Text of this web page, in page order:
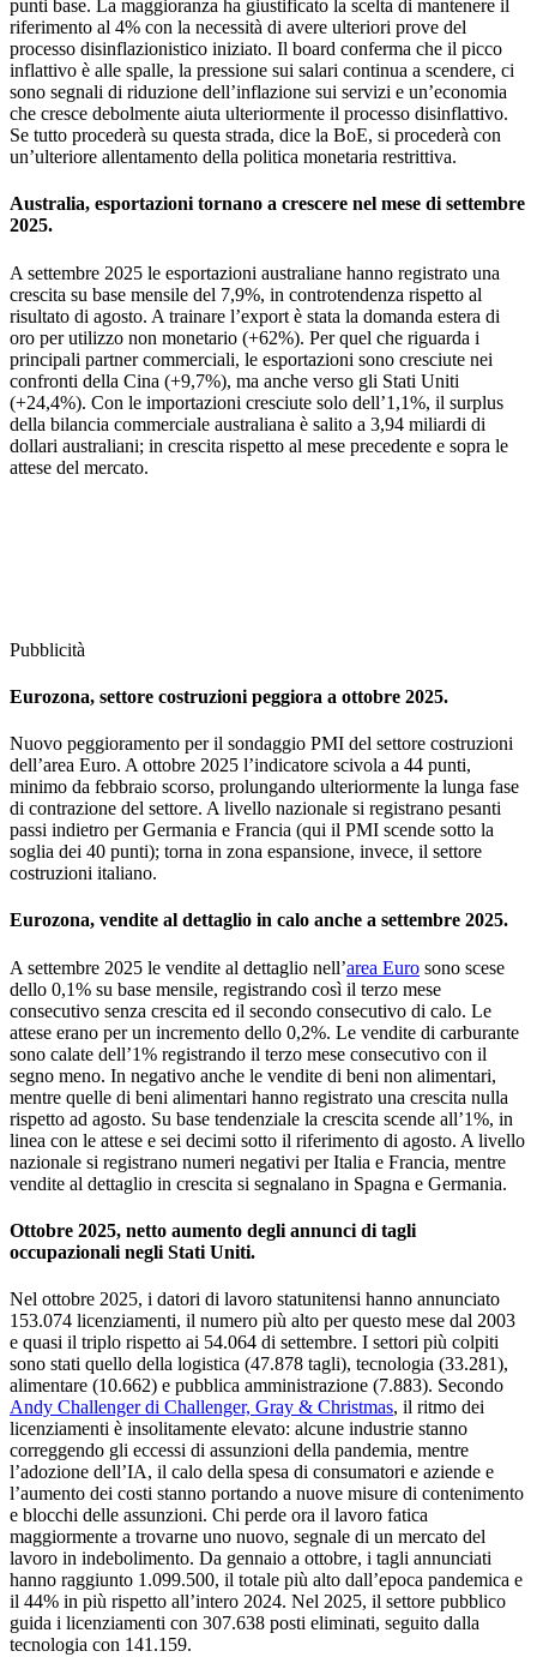
punti base. La maggioranza ha giustificato la scelta di mantenere il
riferimento al 4% con la necessità di avere ulteriori prove del
processo disinflazionistico iniziato. Il board conferma che il picco
inflattivo è alle spalle, la pressione sui salari continua a scendere, ci
sono segnali di riduzione dell’inflazione sui servizi e un’economia
che cresce debolmente aiuta ulteriormente il processo disinflattivo.
Se tutto procederà su questa strada, dice la BoE, si procederà con
un’ulteriore allentamento della politica monetaria restrittiva.
Australia, esportazioni tornano a crescere nel mese di settembre
2025.
A settembre 2025 le esportazioni australiane hanno registrato una
crescita su base mensile del 7,9%, in controtendenza rispetto al
risultato di agosto. A trainare l’export è stata la domanda estera di
oro per utilizzo non monetario (+62%). Per quel che riguarda i
principali partner commerciali, le esportazioni sono cresciute nei
confronti della Cina (+9,7%), ma anche verso gli Stati Uniti
(+24,4%). Con le importazioni cresciute solo dell’1,1%, il surplus
della bilancia commerciale australiana è salito a 3,94 miliardi di
dollari australiani; in crescita rispetto al mese precedente e sopra le
attese del mercato.
Pubblicità
Eurozona, settore costruzioni peggiora a ottobre 2025.
Nuovo peggioramento per il sondaggio PMI del settore costruzioni
dell’area Euro. A ottobre 2025 l’indicatore scivola a 44 punti,
minimo da febbraio scorso, prolungando ulteriormente la lunga fase
di contrazione del settore. A livello nazionale si registrano pesanti
passi indietro per Germania e Francia (qui il PMI scende sotto la
soglia dei 40 punti); torna in zona espansione, invece, il settore
costruzioni italiano.
Eurozona, vendite al dettaglio in calo anche a settembre 2025.
A settembre 2025 le vendite al dettaglio nell’area Euro sono scese
dello 0,1% su base mensile, registrando così il terzo mese
consecutivo senza crescita ed il secondo consecutivo di calo. Le
attese erano per un incremento dello 0,2%. Le vendite di carburante
sono calate dell’1% registrando il terzo mese consecutivo con il
segno meno. In negativo anche le vendite di beni non alimentari,
mentre quelle di beni alimentari hanno registrato una crescita nulla
rispetto ad agosto. Su base tendenziale la crescita scende all’1%, in
linea con le attese e sei decimi sotto il riferimento di agosto. A livello
nazionale si registrano numeri negativi per Italia e Francia, mentre
vendite al dettaglio in crescita si segnalano in Spagna e Germania.
Ottobre 2025, netto aumento degli annunci di tagli
occupazionali negli Stati Uniti.
Nel ottobre 2025, i datori di lavoro statunitensi hanno annunciato
153.074 licenziamenti, il numero più alto per questo mese dal 2003
e quasi il triplo rispetto ai 54.064 di settembre. I settori più colpiti
sono stati quello della logistica (47.878 tagli), tecnologia (33.281),
alimentare (10.662) e pubblica amministrazione (7.883). Secondo
Andy Challenger di Challenger, Gray & Christmas, il ritmo dei
licenziamenti è insolitamente elevato: alcune industrie stanno
correggendo gli eccessi di assunzioni della pandemia, mentre
l’adozione dell’IA, il calo della spesa di consumatori e aziende e
l’aumento dei costi stanno portando a nuove misure di contenimento
e blocchi delle assunzioni. Chi perde ora il lavoro fatica
maggiormente a trovarne uno nuovo, segnale di un mercato del
lavoro in indebolimento. Da gennaio a ottobre, i tagli annunciati
hanno raggiunto 1.099.500, il totale più alto dall’epoca pandemica e
il 44% in più rispetto all’intero 2024. Nel 2025, il settore pubblico
guida i licenziamenti con 307.638 posti eliminati, seguito dalla
tecnologia con 141.159.